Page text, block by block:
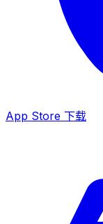
App Store 下载